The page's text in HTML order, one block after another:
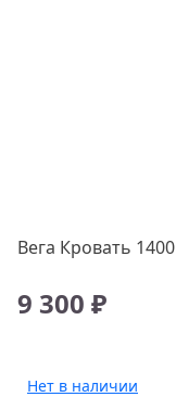
Вега Кровать 1400
9 300 ₽
Нет в наличии